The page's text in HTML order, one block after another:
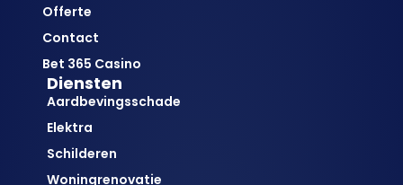
Offerte
Contact
Bet 365 Casino
Diensten
Aardbevingsschade
Elektra
Schilderen
Woningrenovatie